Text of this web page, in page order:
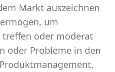
Markt auszeichnen
um
treffen oder moderat
oder Probleme in den